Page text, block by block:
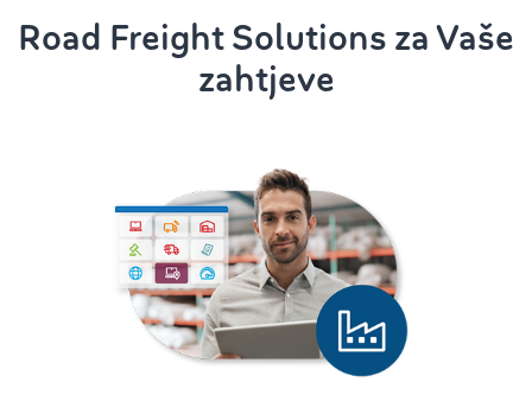
Road Freight Solutions za Vaše
zahtjeve